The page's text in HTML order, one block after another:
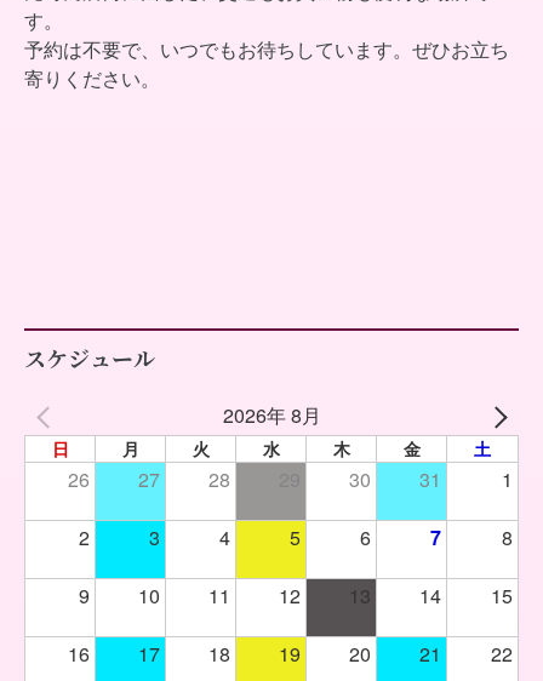
す。
予約は不要で、いつでもお待ちしています。ぜひお立ち
寄りください。
スケジュール
2026年 8月
日 月 火 水 木 金 土
26 27 28 30 31 1
2 3 4 5 6 7 8
9 10 11 12 13 14 15
16 17 18 19 20 21 22